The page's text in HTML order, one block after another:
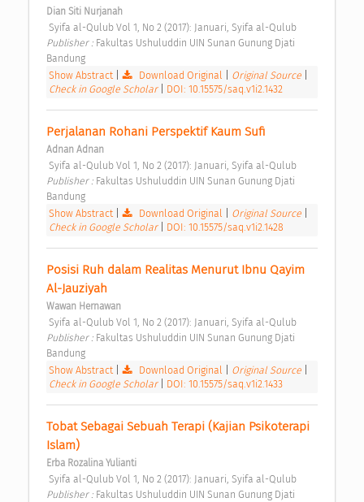
Dian Siti Nurjanah
Syifa al-Qulub Vol 1, No 2 (2017): Januari, Syifa al-Qulub
Publisher : Fakultas Ushuluddin UIN Sunan Gunung Djati
Bandung
Show Abstract| Download Original Original Source
Check in Google Scholar
DOI: 10.15575/saq.v1i2.1432
Perjalanan Rohani Perspektif Kaum Sufi
Adnan Adnan
Syifa al-Qulub Vol 1, No 2 (2017): Januari, Syifa al-Qulub
Publisher : Fakultas Ushuluddin UIN Sunan Gunung Djati
Bandung
Show Abstract| Download Original Original Source
Check in Google Scholar
DOI: 10.15575/saq.v1i2.1428
Posisi Ruh dalam Realitas Menurut Ibnu Qayim
Al-Jauziyah
Wawan Hernawan
Syifa al-Qulub Vol 1, No 2 (2017): Januari, Syifa al-Qulub
Publisher : Fakultas Ushuluddin UIN Sunan Gunung Djati
Bandung
Show Abstract| Download Original Original Source
Check in Google Scholar
DOI: 10.15575/saq.v1i2.1433
Tobat Sebagai Sebuah Terapi (Kajian Psikoterapi
Islam)
Erba Rozalina Yulianti
Syifa al-Qulub Vol 1, No 2 (2017): Januari, Syifa al-Qulub
Publisher : Fakultas Ushuluddin UIN Sunan Gunung Djati